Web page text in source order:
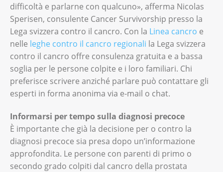
difficoltà e parlarne con qualcuno», afferma Nicolas
Sperisen, consulente Cancer Survivorship presso la
Lega svizzera contro il cancro. Con la Linea cancro e
nelle leghe contro il cancro regionali la Lega svizzera
contro il cancro offre consulenza gratuita e a bassa
soglia per le persone colpite e i loro familiari. Chi
preferisce scrivere anziché parlare può contattare gli
esperti in forma anonima via e-mail o chat.
Informarsi per tempo sulla diagnosi precoce
È importante che già la decisione per o contro la
diagnosi precoce sia presa dopo un’informazione
approfondita. Le persone con parenti di primo o
secondo grado colpiti dal cancro della prostata